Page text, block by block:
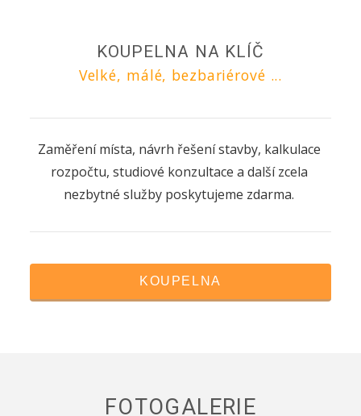
KOUPELNA NA KLÍČ
Velké, málé, bezbariérové ...
Zaměření místa, návrh řešení stavby, kalkulace
rozpočtu, studiové konzultace a další zcela
nezbytné služby poskytujeme zdarma.
KOUPELNA
FOTOGALERIE